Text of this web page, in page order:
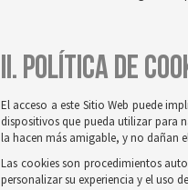
II. POLÍTICA DE
El acceso a este Sitio Web puede
dispositivos que pueda utilizar para
la hacen más amigable, y no dañan
Las cookies son procedimientos
personalizar su experiencia y el uso